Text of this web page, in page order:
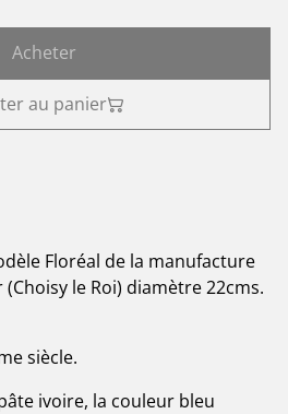
Acheter
au panier
Floréal de la manufacture
le Roi) diamètre 22cms.
siècle.
ivoire, la couleur bleu